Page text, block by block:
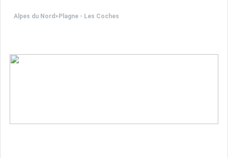
Alpes du Nord > Plagne - Les Coches